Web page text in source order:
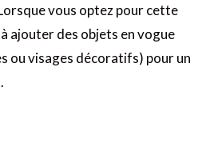
vous optez pour cette
ajouter des objets en vogue
ou visages décoratifs) pour un